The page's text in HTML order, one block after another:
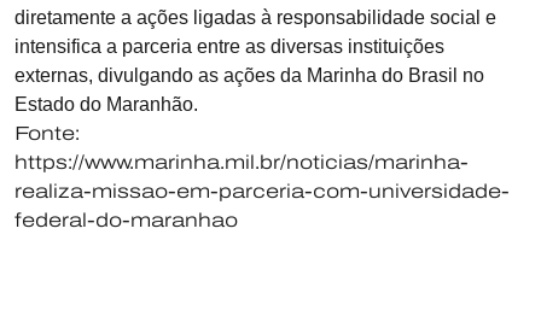
diretamente a ações ligadas à responsabilidade social e
intensifica a parceria entre as diversas instituições
externas, divulgando as ações da Marinha do Brasil no
Estado do Maranhão.
Fonte:
https://www.marinha.mil.br/noticias/marinha-
realiza-missao-em-parceria-com-universidade-
federal-do-maranhao